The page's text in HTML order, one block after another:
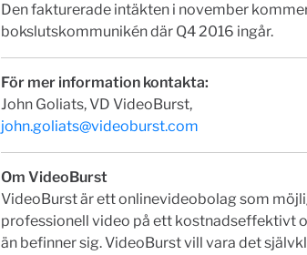
Den fakturerade intäkten i november
bokslutskommunikén där Q4 2016 ingår.
För mer information kontakta:
John Goliats, VD VideoBurst,
john.goliats@videoburst.com
Om VideoBurst
VideoBurst är ett onlinevideobolag som
professionell video på ett kostnadseffektivt
än befinner sig. VideoBurst vill vara det